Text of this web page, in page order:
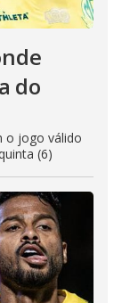
do
o jogo válido
(6)